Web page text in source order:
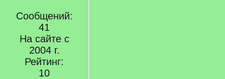
Сообщений:
41
На сайте с
2004 г.
Рейтинг:
10